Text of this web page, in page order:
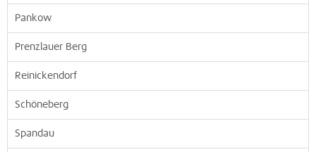
Pankow
Prenzlauer Berg
Reinickendorf
Schöneberg
Spandau